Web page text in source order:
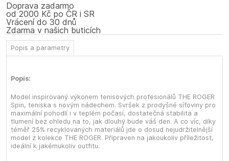
Doprava zadarmo
od 2000 Kč po ČR i SR
Vrácení do 30 dnů
Zdarma v našich buticích
Popis a parametry
Popis:
Model inspirovaný výkonem tenisových profesionálů THE ROGER
Spin, teniska s novým nádechem. Svršek z prodyšné síťoviny pro
maximální pohodlí i v teplém počasí, dostatečná stabilita a
tlumení bez ohledu na to, jak dlouhý bude váš den. A co víc, díky
téměř 25% recyklovaných materiálů jde o dosud nejudržitelnější
model z kolekce THE ROGER. Připraven na jakoukoliv příležitost,
ideální k jakémukoliv outfitu.